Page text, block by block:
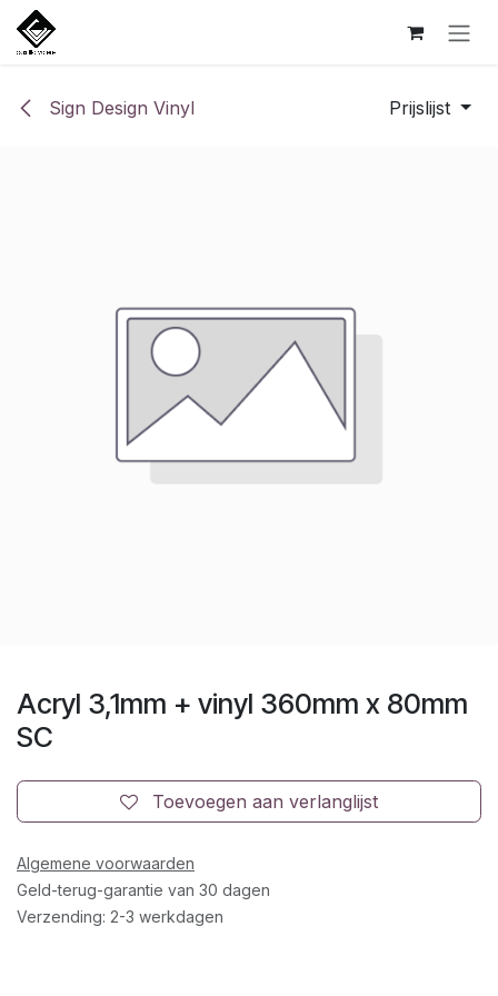
Overslaan naar inhoud
Sign Design Vinyl Prijslijst
Acryl 3,1mm + vinyl 360mm x 80mm
SC
Toevoegen aan verlanglijst
Algemene voorwaarden
Geld-terug-garantie van 30 dagen
Verzending: 2-3 werkdagen